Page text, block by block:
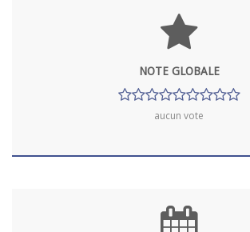
NOTE GLOBALE
aucun vote